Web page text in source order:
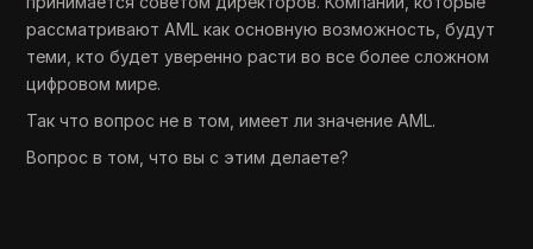
рассматривают AML как основную возможность, будут
теми, кто будет уверенно расти во все более сложном
цифровом мире.
Так что вопрос не в том, имеет ли значение AML.
Вопрос в том, что вы с этим делаете?